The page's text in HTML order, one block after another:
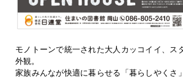
モノトーンで統一された大人カッコイイ、ス
外観。
家族みんなが快適に暮らせる「暮らしやくさ